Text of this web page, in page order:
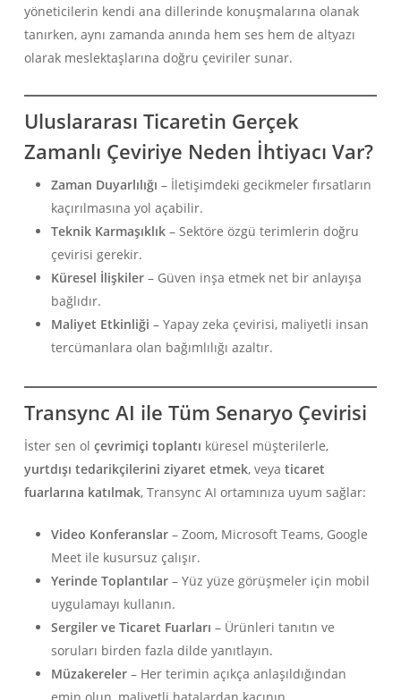
yöneticilerin kendi ana dillerinde konuşmalarına olanak
tanırken, aynı zamanda anında hem ses hem de altyazı
olarak meslektaşlarına doğru çeviriler sunar.
Uluslararası Ticaretin Gerçek
Zamanlı Çeviriye Neden İhtiyacı Var?
Zaman Duyarlılığı – İletişimdeki gecikmeler fırsatların
kaçırılmasına yol açabilir.
Teknik Karmaşıklık– Sektöre özgü terimlerin doğru
çevirisi gerekir.
Küresel İlişkiler– Güven inşa etmek net bir anlayışa
bağlıdır.
Maliyet Etkinliği – Yapay zeka çevirisi, maliyetli insan
tercümanlara olan bağımlılığı azaltır.
Transync AI ile Tüm Senaryo Çevirisi
İster sen ol çevrimiçi toplantı küresel müşterilerle,
yurtdışı tedarikçilerini ziyaret etmek, veya ticaret
fuarlarına katılmak, Transync AI ortamınıza uyum sağlar:
Video Konferanslar– Zoom, Microsoft Teams, Google
Meet ile kusursuz çalışır.
Yerinde Toplantılar– Yüz yüze görüşmeler için mobil
uygulamayı kullanın.
Sergiler ve Ticaret Fuarları – Ürünleri tanıtın ve
soruları birden fazla dilde yanıtlayın.
Müzakereler– Her terimin açıkça anlaşıldığından